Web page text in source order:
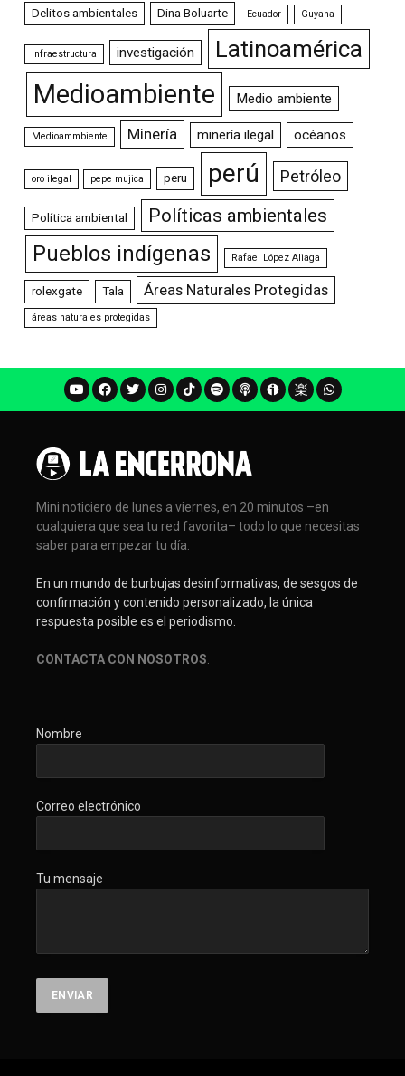
Delitos ambientales Dina Boluarte Ecuador Guyana
Infraestructura investigación Latinoamérica
Medioambiente Medio ambiente
Medioammbiente Minería minería ilegal océanos
oro ilegal pepe mujica peru perú Petróleo
Política ambiental Políticas ambientales
Pueblos indígenas Rafael López Aliaga
rolexgate Tala Áreas Naturales Protegidas
áreas naturales protegidas
Mini noticiero de lunes a viernes, en 20 minutos –en
cualquiera que sea tu red favorita– todo lo que necesitas
saber para empezar tu día.
En un mundo de burbujas desinformativas, de sesgos de
confirmación y contenido personalizado, la única
respuesta posible es el periodismo.
CONTACTA CON NOSOTROS
Nombre
Correo electrónico
Tu mensaje